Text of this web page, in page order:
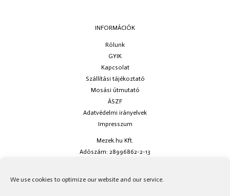
We use cookies to optimize our website and our service.
INFORMÁCIÓK
Rólunk
GYIK
Kapcsolat
Szállítási tájékoztató
Mosási útmutató
ÁSZF
Adatvédelmi irányelvek
Impresszum
Mezek.hu Kft.
Adószám: 28996862-2-13
social oldalainkon!